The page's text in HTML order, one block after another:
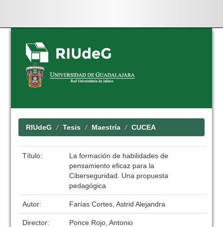
Skip
navigation
RIUdeG Tesis Maestría CUCEA
Título:
La formación de habilidades de
pensamiento eficaz para la
Ciberseguridad. Una propuesta
pedagógica
Autor: Farías Cortes, Astrid Alejandra
Director: Ponce Rojo, Antonio